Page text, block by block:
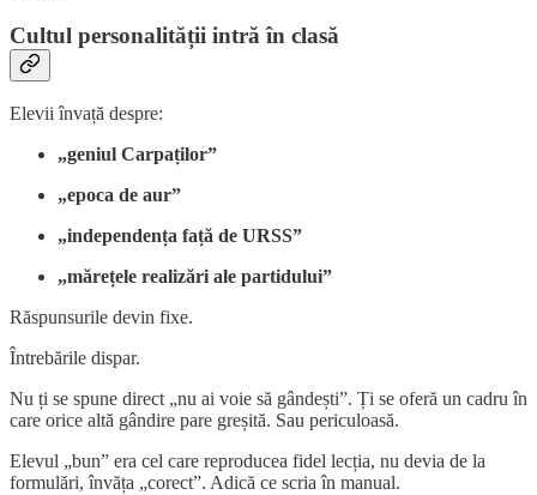
Cultul personalității intră în clasă
Elevii învață despre:
„geniul Carpaților”
„epoca de aur”
„independența față de URSS”
„mărețele realizări ale partidului”
Răspunsurile devin fixe.
Întrebările dispar.
Nu ți se spune direct „nu ai voie să gândești”. Ți se oferă un cadru în
care orice altă gândire pare greșită. Sau periculoasă.
Elevul „bun” era cel care reproducea fidel lecția, nu devia de la
formulări, învăța „corect”. Adică ce scria în manual.